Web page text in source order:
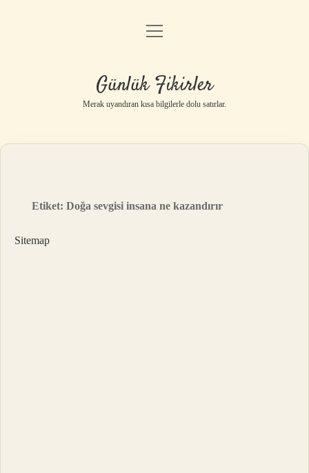
Anasayfa
Yasal Uyarı
menüyü
Günlük Fikirler
Merak uyandıran kısa bilgilerle dolu satırlar.
Etiket:Doğa sevgisi insana ne kazandırır
Sitemap